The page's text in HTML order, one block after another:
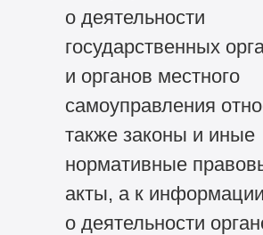
о деятельности
государственных
и органов местного
самоуправления
также законы и иные
нормативные
акты, а к информации
о деятельности